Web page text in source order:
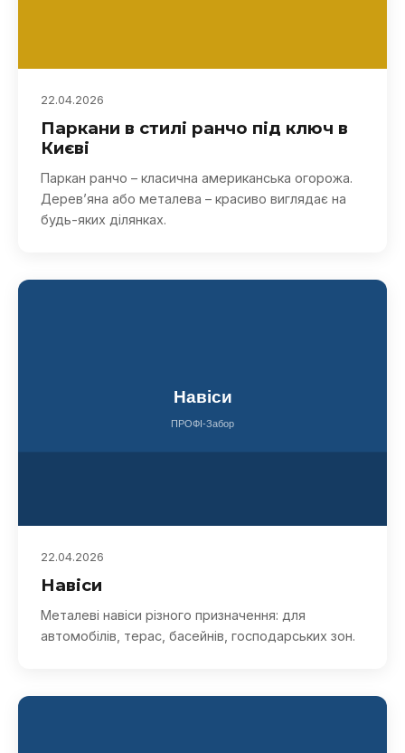
22.04.2026
Паркани в стилі ранчо під ключ в
Києві
Паркан ранчо – класична американська огорожа.
Дерев’яна або металева – красиво виглядає на
будь-яких ділянках.
22.04.2026
Навіси
Металеві навіси різного призначення: для
автомобілів, терас, басейнів, господарських зон.